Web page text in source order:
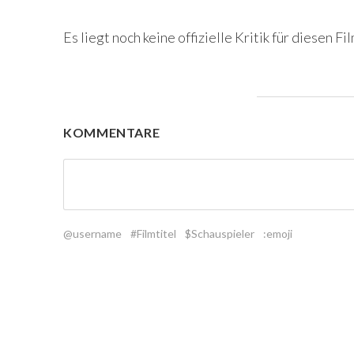
Es liegt noch keine offizielle Kritik für diesen
KOMMENTARE
@username #Filmtitel $Schauspieler :emoji